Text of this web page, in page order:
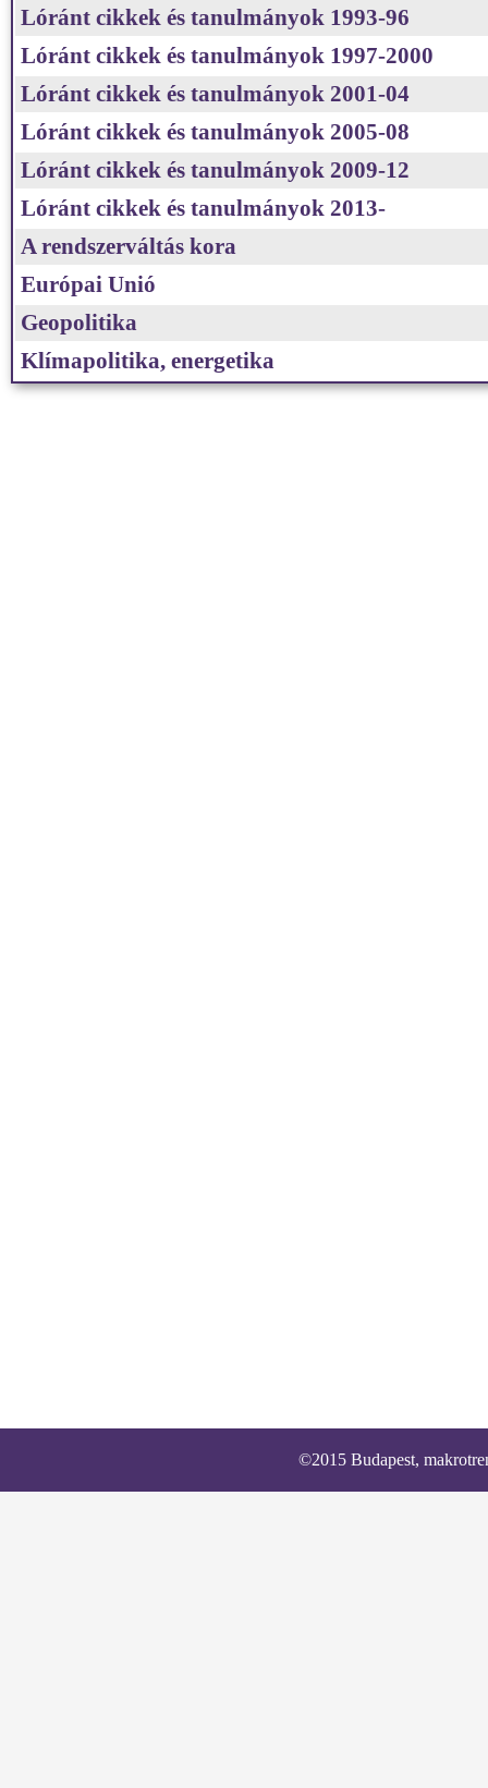
Lóránt cikkek és tanulmányok 1993-96
Lóránt cikkek és tanulmányok 1997-2000
Lóránt cikkek és tanulmányok 2001-04
Lóránt cikkek és tanulmányok 2005-08
Lóránt cikkek és tanulmányok 2009-12
Lóránt cikkek és tanulmányok 2013-
A rendszerváltás kora
Európai Unió
Geopolitika
Klímapolitika, energetika
©2015 Budapest,